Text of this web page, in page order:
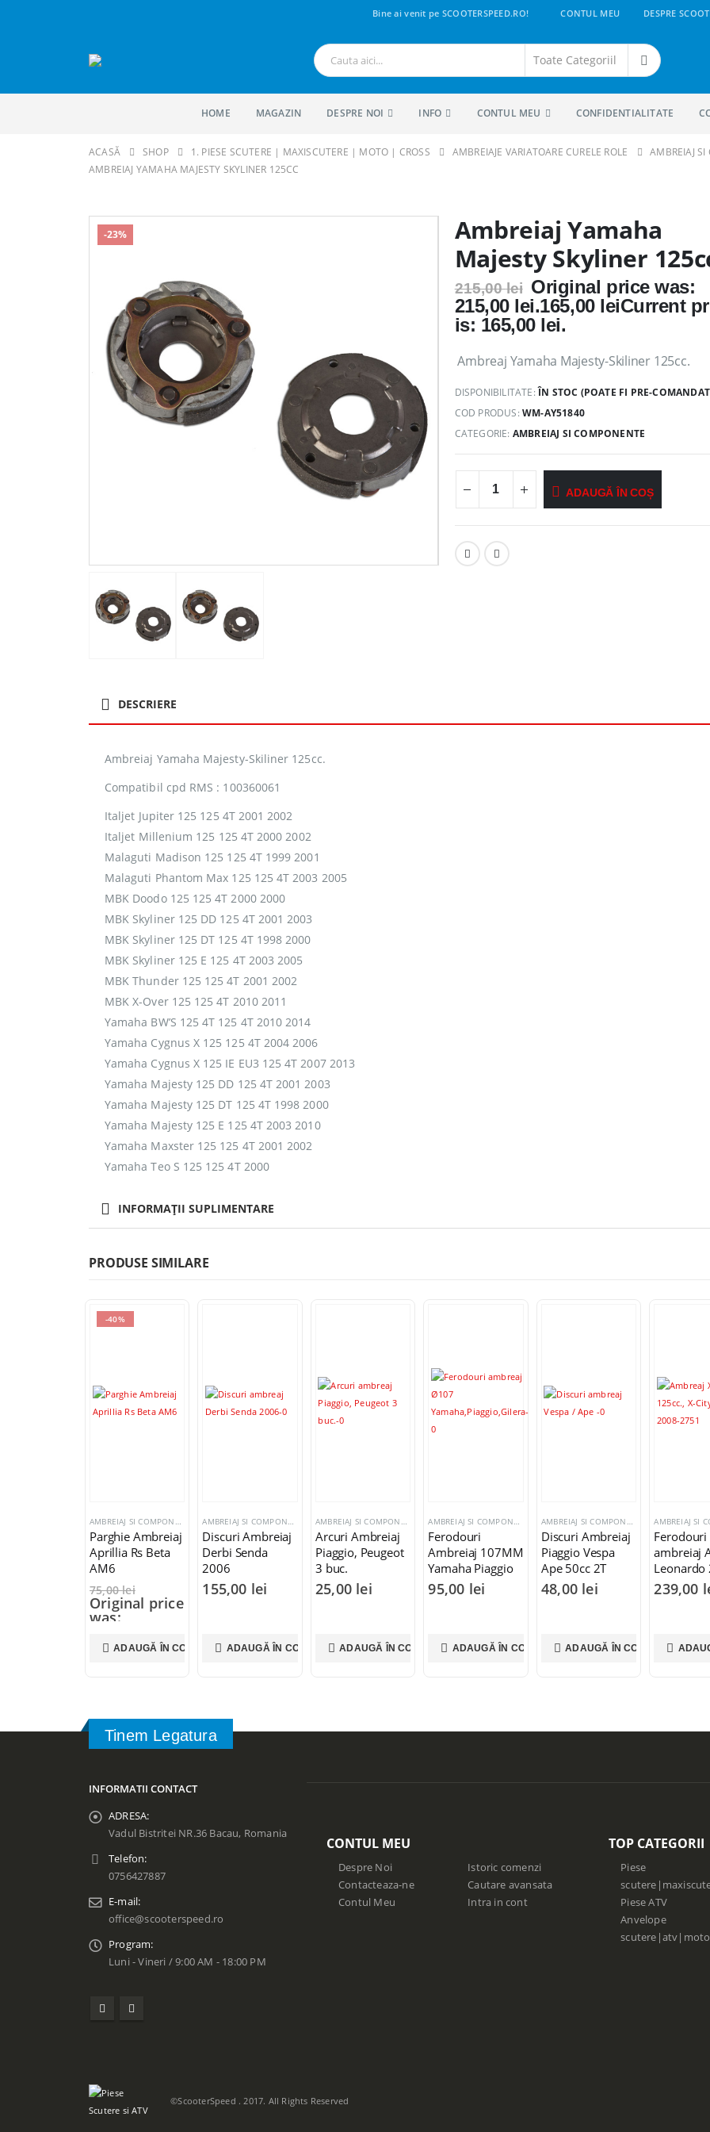
Bine ai venit pe SCOOTERSPEED.RO! CONTUL MEU DESPRE
HOME MAGAZIN DESPRE NOI INFO CONTUL MEU CONFIDENTIALITATE
ACASĂ SHOP 1. PIESE SCUTERE | MAXISCUTERE | MOTO | CROSS AMBREIAJE VARIATOARE CURELE ROLE
AMBREIAJ SI
AMBREIAJ YAMAHA MAJESTY SKYLINER 125CC
-23%
Ambreiaj Yamaha
Majesty Skyliner
215,00lei Original price was:
215,00 lei.165,00 leiCurrent
is: 165,00 lei.
Ambreaj Yamaha Majesty-Skiliner 125cc.
DISPONIBILITATE:ÎN STOC (POATE FI PRE-
COD PRODUS:WM-AY51840
CATEGORIE: AMBREIAJ SI COMPONENTE
ADAUGĂ ÎN COȘ
DESCRIERE
Ambreiaj Yamaha Majesty-Skiliner 125cc.
Compatibil cpd RMS : 100360061
Italjet Jupiter 125 125 4T 2001 2002
Italjet Millenium 125 125 4T 2000 2002
Malaguti Madison 125 125 4T 1999 2001
Malaguti Phantom Max 125 125 4T 2003 2005
MBK Doodo 125 125 4T 2000 2000
MBK Skyliner 125 DD 125 4T 2001 2003
MBK Skyliner 125 DT 125 4T 1998 2000
MBK Skyliner 125 E 125 4T 2003 2005
MBK Thunder 125 125 4T 2001 2002
MBK X-Over 125 125 4T 2010 2011
Yamaha BW’S 125 4T 125 4T 2010 2014
Yamaha Cygnus X 125 125 4T 2004 2006
Yamaha Cygnus X 125 IE EU3 125 4T 2007 2013
Yamaha Majesty 125 DD 125 4T 2001 2003
Yamaha Majesty 125 DT 125 4T 1998 2000
Yamaha Majesty 125 E 125 4T 2003 2010
Yamaha Maxster 125 125 4T 2001 2002
Yamaha Teo S 125 125 4T 2000
INFORMAȚII SUPLIMENTARE
PRODUSE SIMILARE
-40%
AMBREIAJ SI COMPONENTE
Parghie Ambreiaj
Aprillia Rs Beta
AM6
75,00lei
Original price
was:
45,00lei
ADAUGĂ ÎN COȘ
AMBREIAJ SI COMPONENTE
Discuri Ambreiaj
Derbi Senda
2006
155,00 lei
ADAUGĂ ÎN COȘ
AMBREIAJ SI COMPONENTE
Arcuri Ambreiaj
Piaggio, Peugeot
3 buc.
25,00 lei
ADAUGĂ ÎN COȘ
AMBREIAJ SI COMPONENTE
Ferodouri
Ambreiaj 107MM
Yamaha Piaggio
Gilera
95,00 lei
ADAUGĂ ÎN COȘ
AMBREIAJ SI COMPONENTE
Discuri Ambreiaj
Piaggio Vespa
Ape 50cc 2T
48,00 lei
ADAUGĂ ÎN COȘ
Ferodouri
ambreiaj
Leonardo
Yamaha X-
125, MBK
239,00
Tinem Legatura
INFORMATII CONTACT
ADRESA:
Vadul Bistritei NR.36 Bacau, Romania
Telefon:
0756427887
E-mail:
office@scooterspeed.ro
Program:
Luni - Vineri / 9:00 AM - 18:00 PM
CONTUL MEU
Despre Noi
Contacteaza-ne
Contul Meu
Istoric comenzi
Cautare avansata
Intra in cont
TOP CATEGORII
Piese
Piese ATV
Anvelope
©ScooterSpeed . 2017. All Rights Reserved